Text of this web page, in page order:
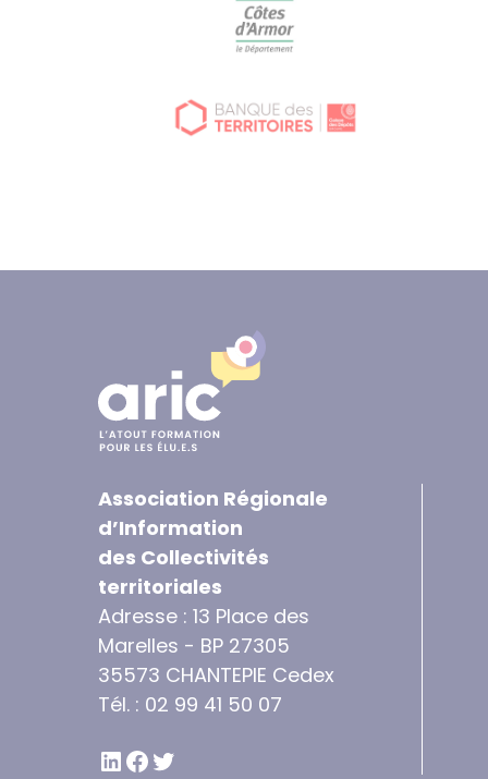
Association Régionale
d’Information
des Collectivités
territoriales
Adresse : 13 Place des
Marelles - BP 27305
35573 CHANTEPIE Cedex
Tél. : 02 99 41 50 07
LINKEDIN
FACEBOOK
TWITTER